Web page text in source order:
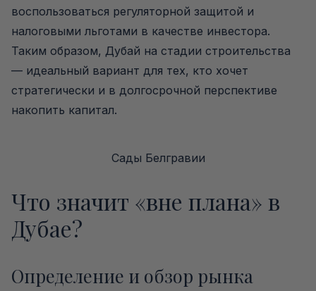
воспользоваться регуляторной защитой и
налоговыми льготами в качестве инвестора.
Таким образом, Дубай на стадии строительства
— идеальный вариант для тех, кто хочет
стратегически и в долгосрочной перспективе
накопить капитал.
Сады Белгравии
Что значит «вне плана» в
Дубае?
Определение и обзор рынка